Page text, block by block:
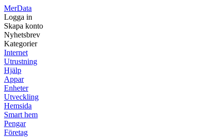
MerData
Logga in
Skapa konto
Nyhetsbrev
Kategorier
Internet
Utrustning
Hjälp
Appar
Enheter
Utveckling
Hemsida
Smart hem
Pengar
Företag